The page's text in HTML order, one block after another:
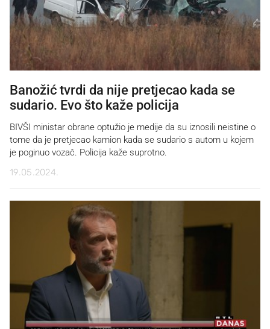
Banožić tvrdi da nije pretjecao kada se
sudario. Evo što kaže policija
BIVŠI ministar obrane optužio je medije da su iznosili neistine o
tome da je pretjecao kamion kada se sudario s autom u kojem
je poginuo vozač. Policija kaže suprotno.
19.05.2024.